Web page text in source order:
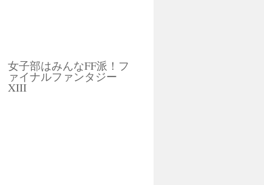
女子部はみんなFF派！フ
ァイナルファンタジー
XIII